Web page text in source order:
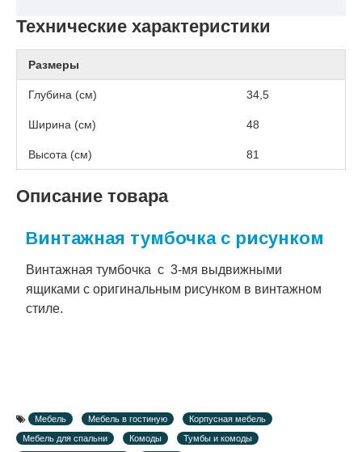
Технические характеристики
Размеры
Глубина (см) 34,5
Ширина (см) 48
Высота (см) 81
Описание товара
Винтажная тумбочка с рисунком
Винтажная тумбочка с 3-мя выдвижными
ящиками с оригинальным рисунком в винтажном
стиле.
Мебель Мебель в гостиную
Корпусная мебель
Мебель для спальни
Комоды
Тумбы и комоды